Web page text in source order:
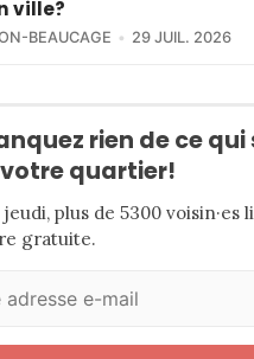
ville?
BEAUCAGE 29 JUIL. 2026
rien de ce qui
quartier!
jeudi, plus de 5300 voisin·es
gratuite.